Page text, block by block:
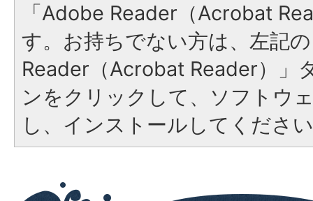
「Adobe Reader（Acrobat
す。お持ちでない方は、左記
Reader（Acrobat Reader）」
ンをクリックして、ソフトウ
し、インストールしてくださ